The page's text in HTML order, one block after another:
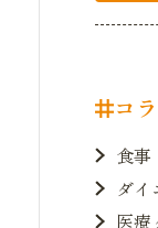
コ
食事
ダイ
医療